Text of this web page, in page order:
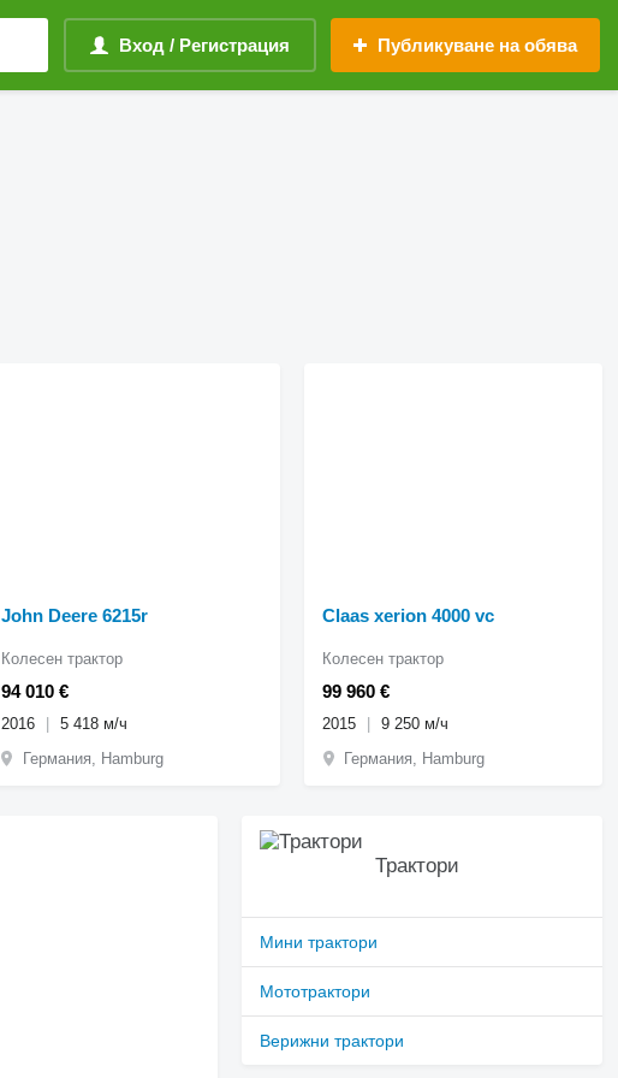
Вход / Регистрация Публикуване на обява
John Deere 6215r
94 010 €
Колесен трактор
2016
5 418 м/ч
Германия, Hamburg
Claas xerion 4000 vc
99 960 €
Колесен трактор
2015
9 250 м/ч
Германия, Hamburg
Трактори
Мини трактори
Мототрактори
Верижни трактори